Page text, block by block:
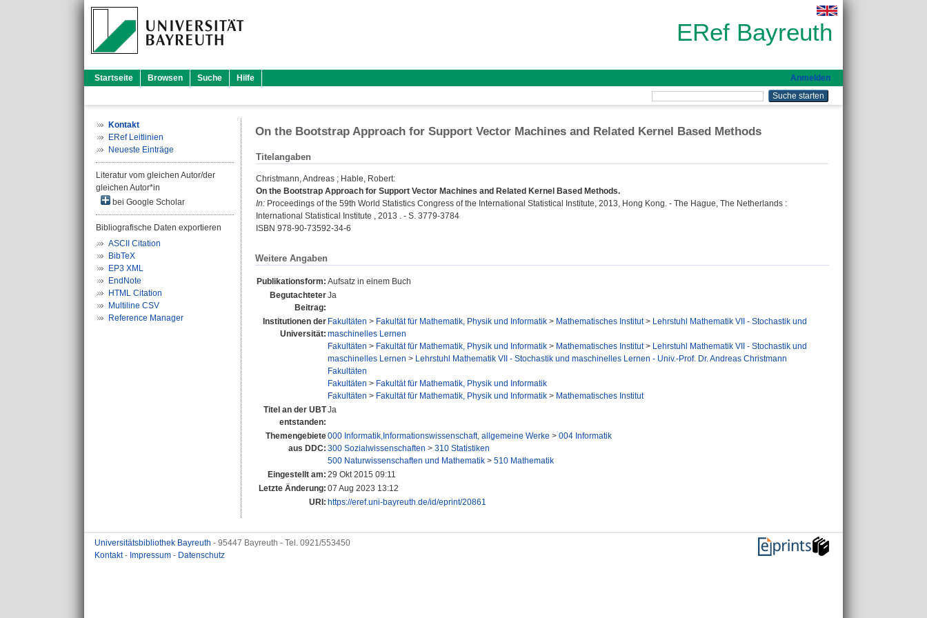
ERef Bayreuth
Startseite Browsen Suche Hilfe Anmelden
Kontakt
ERef Leitlinien
Neueste Einträge
Literatur vom gleichen Autor/der
gleichen Autor*in
bei Google Scholar
Bibliografische Daten exportieren
ASCII Citation
BibTeX
EP3 XML
EndNote
HTML Citation
Multiline CSV
Reference Manager
On the Bootstrap Approach for Support Vector Machines and Related Kernel Based Methods
Titelangaben
Christmann, Andreas ; Hable, Robert:
On the Bootstrap Approach for Support Vector Machines and Related Kernel Based Methods.
In: Proceedings of the 59th World Statistics Congress of the International Statistical Institute, 2013, Hong Kong. - The Hague, The Netherlands :
International Statistical Institute , 2013 . - S. 3779-3784
ISBN 978-90-73592-34-6
Weitere Angaben
Publikationsform: Aufsatz in einem Buch
Begutachteter
Beitrag:
Ja
Institutionen der
Universität:
Fakultäten > Fakultät für Mathematik, Physik und Informatik > Mathematisches Institut> Lehrstuhl Mathematik VII - Stochastik und
maschinelles Lernen
Fakultäten > Fakultät für Mathematik, Physik und Informatik > Mathematisches Institut> Lehrstuhl Mathematik VII - Stochastik und
maschinelles Lernen > Lehrstuhl Mathematik VII - Stochastik und maschinelles Lernen - Univ.-Prof. Dr. Andreas Christmann
Fakultäten
Fakultäten > Fakultät für Mathematik, Physik und Informatik
Fakultäten > Fakultät für Mathematik, Physik und Informatik > Mathematisches Institut
Titel an der UBT
entstanden:
Ja
Themengebiete
aus DDC:
000 Informatik,Informationswissenschaft, allgemeine Werke > 004 Informatik
300 Sozialwissenschaften > 310 Statistiken
500 Naturwissenschaften und Mathematik > 510 Mathematik
Eingestellt am: 29 Okt 2015 09:11
Letzte Änderung: 07 Aug 2023 13:12
URI: https://eref.uni-bayreuth.de/id/eprint/20861
Universitätsbibliothek Bayreuth - 95447 Bayreuth - Tel. 0921/553450
Kontakt- Impressum - Datenschutz